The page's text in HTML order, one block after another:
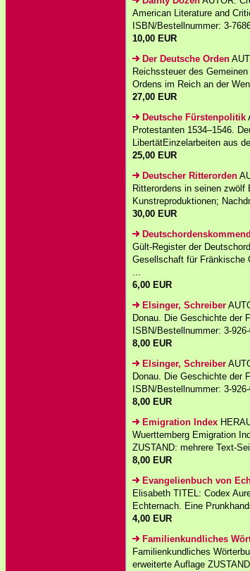
American Literature and
ISBN/Bestellnummer: 3-
10,00 EUR
Der Deutsche Orden
Reichssteuer des
Ordens im Reich an der
27,00 EUR
Deutsche Fürstenpolitik
Protestanten 1534–1546.
LibertätEinzelarbeiten aus
25,00 EUR
Deutscher Ritterorden
Ritterordens in seinen
Kunstreproduktionen;
30,00 EUR
Gült-Register der
Gesellschaft für Fränkische
...
6,00 EUR
Elsinger, Schreiber
Donau. Die Geschichte der
ISBN/Bestellnummer: 3-
8,00 EUR
Elsinger, Schreiber
Donau. Die Geschichte der
ISBN/Bestellnummer: 3-
8,00 EUR
Emigration Index
Wuerttemberg Emigration
ZUSTAND: mehrere Text-
8,00 EUR
Evangelienbuch von
Elisabeth TITEL: Codex
Echternach. Eine
4,00 EUR
Familienkundliches
Familienkundliches
erweiterte Auflage